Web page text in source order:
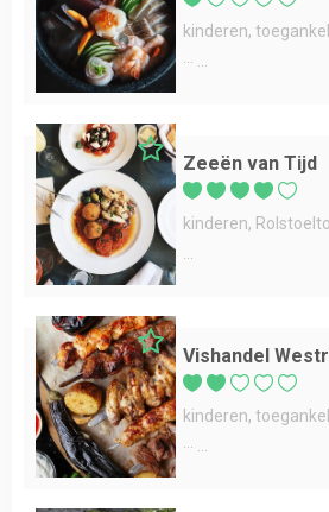
kinderen
Zeeën van Tijd
kinderen
Vishandel
kinderen